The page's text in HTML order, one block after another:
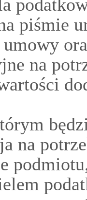
piśmie
na
na